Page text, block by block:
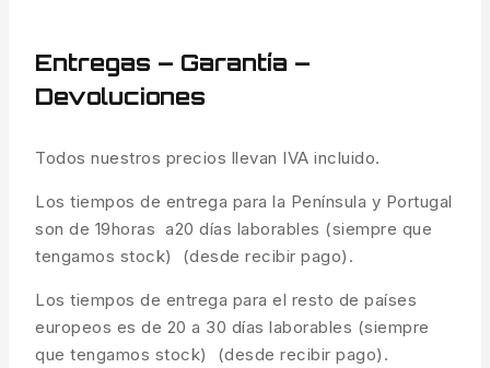
Entregas – Garantía –
Devoluciones
Todos nuestros precios llevan IVA incluido.
Los tiempos de entrega para la Península y Portugal
son de 19horas a20 días laborables (siempre que
tengamos stock) (desde recibir pago).
Los tiempos de entrega para el resto de países
europeos es de 20 a 30 días laborables (siempre
que tengamos stock) (desde recibir pago).